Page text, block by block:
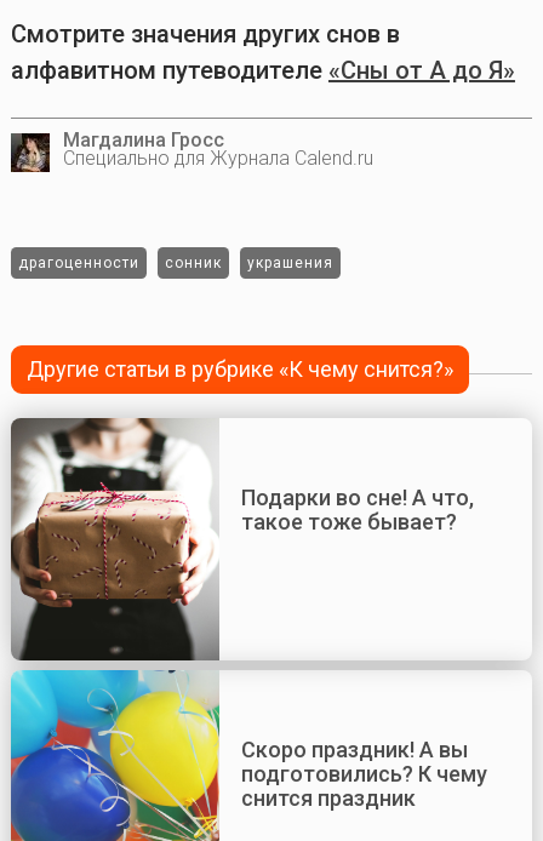
Смотрите значения других снов в
алфавитном путеводителе «Сны от А до Я»
Магдалина Гросс
Специально для Журнала Calend.ru
драгоценности сонник украшения
Другие статьи в рубрике «К чему снится?»
Подарки во сне! А что,
такое тоже бывает?
Скоро праздник! А вы
подготовились? К чему
снится праздник